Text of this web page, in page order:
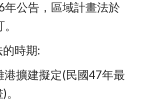
年公告，區域計畫法於
時期: